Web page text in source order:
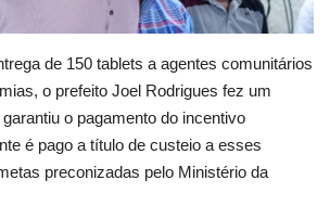
de 150 tablets a agentes comunitários
o prefeito Joel Rodrigues fez um
o pagamento do incentivo
é pago a título de custeio a esses
preconizadas pelo Ministério da